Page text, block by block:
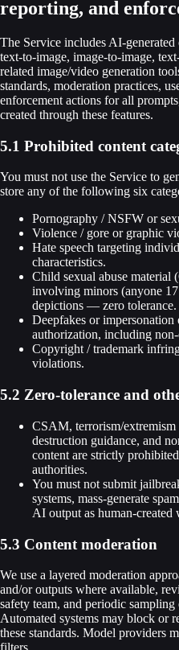
reporting, and
The Service includes AI-
text-to-image, image-to-image,
related image/video generation
standards, moderation practices,
enforcement actions for all
created through these features.
5.1 Prohibited content
You must not use the Service to
store any of the following six
Pornography / NSFW or
Violence / gore or graphic
Hate speech targeting
characteristics.
Child sexual abuse material
involving minors (anyone
depictions — zero tolerance.
Deepfakes or
authorization, including
Copyright / trademark
violations.
5.2 Zero-tolerance and
CSAM, terrorism/
destruction guidance, and
content are strictly
authorities.
You must not submit
systems, mass-generate
AI output as human-created
5.3 Content moderation
We use a layered moderation
and/or outputs where available,
safety team, and periodic
Automated systems may block or
these standards. Model providers